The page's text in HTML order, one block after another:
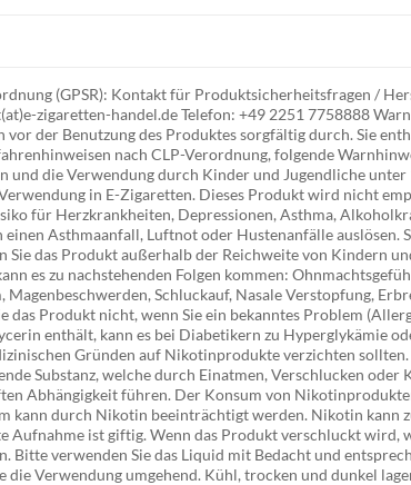
(GPSR): Kontakt für Produktsicherheitsfragen /
zigaretten-handel.de Telefon: +49 2251 7758888
vor der Benutzung des Produktes sorgfältig durch. Sie
nach CLP-Verordnung, folgende
und die Verwendung durch Kinder und Jugendliche
in E-Zigaretten. Dieses Produkt wird nicht
für Herzkrankheiten, Depressionen, Asthma,
Asthmaanfall, Luftnot oder Hustenanfälle auslösen.
Sie das Produkt außerhalb der Reichweite von Kindern
es zu nachstehenden Folgen kommen:
Schluckauf, Nasale Verstopfung,
das Produkt nicht, wenn Sie ein bekanntes Problem
enthält, kann es bei Diabetikern zu Hyperglykämie
Gründen auf Nikotinprodukte verzichten
Substanz, welche durch Einatmen, Verschlucken
Abhängigkeit führen. Der Konsum von
kann durch Nikotin beeinträchtigt werden. Nikotin kann
Aufnahme ist giftig. Wenn das Produkt verschluckt wird,
Bitte verwenden Sie das Liquid mit Bedacht und
die Verwendung umgehend. Kühl, trocken und dunkel